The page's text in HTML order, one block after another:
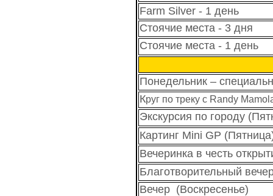
Farm Silver - 1 день
Стоячие места - 3 дня
Стоячие места - 1 день
Понедельник –
Круг по треку с Randy
Экскурсия по городу
Картинг Mini GP
Вечеринка в честь
Благотворительный
Вечер (Воскресенье)